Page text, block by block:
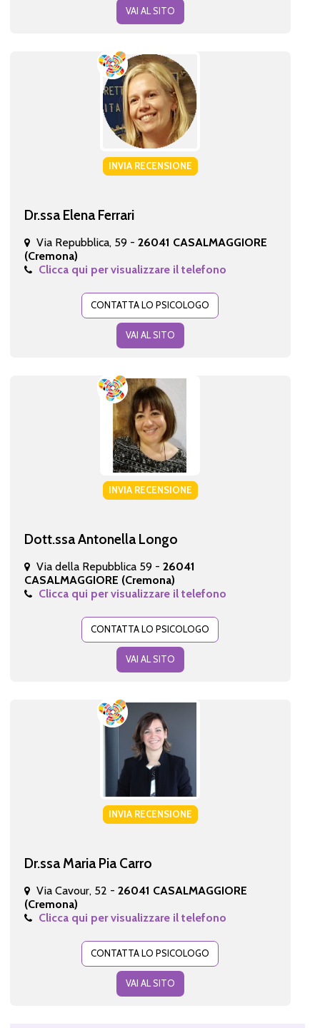
VAI AL SITO
INVIA RECENSIONE
Dr.ssa Elena Ferrari
Via Repubblica, 59 - 26041 CASALMAGGIORE
(Cremona)
Clicca qui per visualizzare il telefono
CONTATTA LO PSICOLOGO
VAI AL SITO
INVIA RECENSIONE
Dott.ssa Antonella Longo
Via della Repubblica 59 - 26041
CASALMAGGIORE (Cremona)
Clicca qui per visualizzare il telefono
CONTATTA LO PSICOLOGO
VAI AL SITO
INVIA RECENSIONE
Dr.ssa Maria Pia Carro
Via Cavour, 52 - 26041 CASALMAGGIORE
(Cremona)
Clicca qui per visualizzare il telefono
CONTATTA LO PSICOLOGO
VAI AL SITO